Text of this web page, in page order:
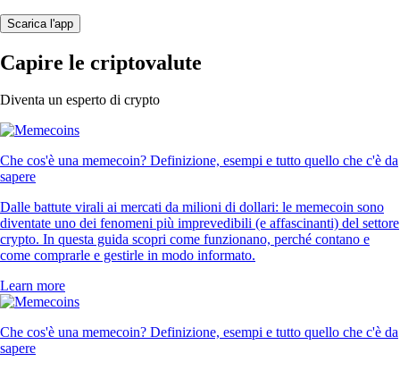
Scarica l'app
Capire le criptovalute
Diventa un esperto di crypto
Che cos'è una memecoin? Definizione, esempi e tutto quello che c'è da
sapere
Dalle battute virali ai mercati da milioni di dollari: le memecoin sono
diventate uno dei fenomeni più imprevedibili (e affascinanti) del settore
crypto. In questa guida scopri come funzionano, perché contano e
come comprarle e gestirle in modo informato.
Learn more
Che cos'è una memecoin? Definizione, esempi e tutto quello che c'è da
sapere